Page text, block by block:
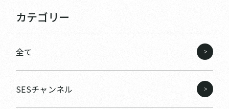
カテゴリー
全て
SESチャンネル